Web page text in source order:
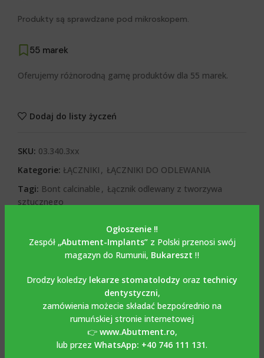
Ogłoszenie ‼️
Zespół „Abutment-Implants”z Polski przenosi swój
magazyn do Rumunii, Bukareszt ‼️
Drodzy koledzy lekarze stomatolodzy oraz technicy
dentystyczni,
zamówienia możecie składać bezpośrednio na
rumuńskiej stronie internetowej
👉 www.Abutment.ro,
lub przez WhatsApp: +40 746 111 131.
Produkty są sprawdzane pod mikroskopem.
55 marek
Oferujemy różnorodną gamę produktów dla 55 marek.
Dodaj do listy życzeń
SKU: 03.340.3xx
Kategorie: ŁĄCZNIKI , ŁĄCZNIKI DO ODLEWANIA
Tagi: Bont calcinable , Łącznik odlewany z tworzywa
sztucznego
Odlewany łącznik ze śrubą
kompatybilny z BIOMET 3i
CERTAIN